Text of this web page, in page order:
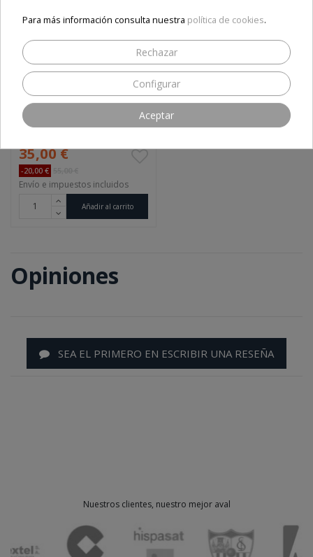
HDMI SPLITTER 1X2 4K
35,00 €
-20,00 €
Envío e impuestos incluidos
Añadir al carrito
Opiniones
SEA EL PRIMERO EN ESCRIBIR UNA RESEÑA
Nuestros clientes, nuestro mejor aval
Para más información consulta nuestra política de cookies.
Rechazar
Configurar
Aceptar